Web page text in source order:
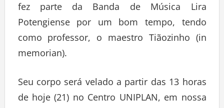
fez parte da Banda de Música Lira
Potengiense por um bom tempo, tendo
como professor, o maestro Tiãozinho (in
memorian).
Seu corpo será velado a partir das 13 horas
de hoje (21) no Centro UNIPLAN, em nossa